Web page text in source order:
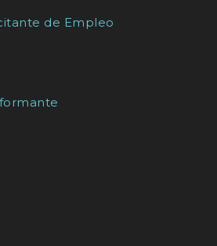
de Empleo